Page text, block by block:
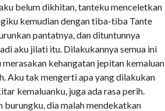
belum dikhitan, tanteku menceletkan
kemudian dengan tiba-tiba Tante
pantatnya, dan dituntunnya
aku jilati itu. Dilakukannya semua ini
kehangatan jepitan kemaluan
Aku tak mengerti apa yang dilakukan
kemaluanku, juga ada rasa perih.
burungku, dia malah mendekatkan